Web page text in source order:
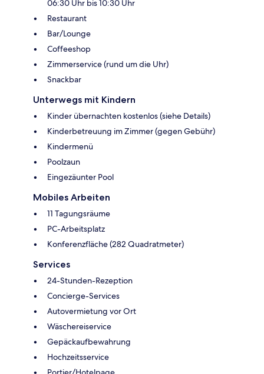
06:30 Uhr bis 10:30 Uhr
Restaurant
Bar/Lounge
Coffeeshop
Zimmerservice (rund um die Uhr)
Snackbar
Unterwegs mit Kindern
Kinder übernachten kostenlos (siehe Details)
Kinderbetreuung im Zimmer (gegen Gebühr)
Kindermenü
Poolzaun
Eingezäunter Pool
Mobiles Arbeiten
11 Tagungsräume
PC-Arbeitsplatz
Konferenzfläche (282 Quadratmeter)
Services
24-Stunden-Rezeption
Concierge-Services
Autovermietung vor Ort
Wäschereiservice
Gepäckaufbewahrung
Hochzeitsservice